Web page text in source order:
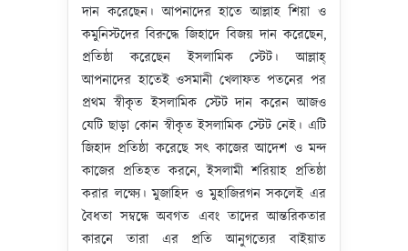
দান করেছেন। আপনাদের হাতে আল্লাহ শিয়া ও
কমুনিস্টদের বিরুদ্ধে জিহাদে বিজয় দান করেছেন,
প্রতিষ্ঠা করেছেন ইসলামিক স্টেট। আল্লাহ্‌
আপনাদের হাতেই ওসমানী খেলাফত পতনের পর
প্রথম স্বীকৃত ইসলামিক স্টেট দান করেন আজও
যেটি ছাড়া কোন স্বীকৃত ইসলামিক স্টেট নেই। এটি
জিহাদ প্রতিষ্ঠা করেছে সৎ কাজের আদেশ ও মন্দ
কাজের প্রতিহত করনে, ইসলামী শরিয়াহ প্রতিষ্ঠা
করার লক্ষ্যে। মুজাহিদ ও মুহাজিরগন সকলেই এর
বৈধতা সম্বন্ধে অবগত এবং তাদের আন্তরিকতার
কারনে তারা এর প্রতি আনুগত্যের বাইয়াত